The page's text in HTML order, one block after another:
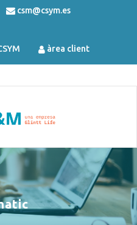
csm@csym.es
àrea client